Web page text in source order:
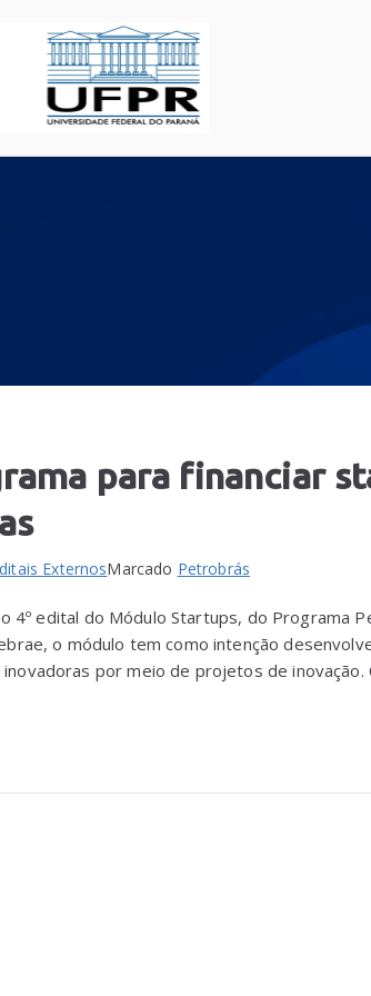
para financiar
ExternosMarcado Petrobrás
4º edital do Módulo Startups, do Programa
o módulo tem como intenção
por meio de projetos de